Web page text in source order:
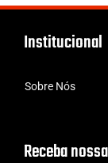
Institucional
Sobre Nós
Receba